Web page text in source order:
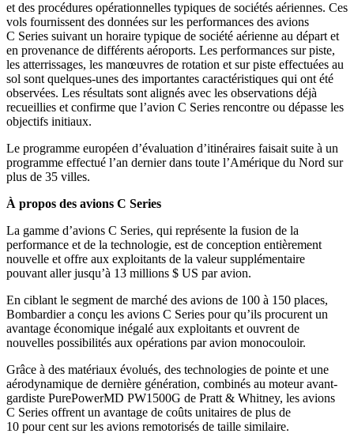
et des procédures opérationnelles typiques de sociétés aériennes. Ces
vols fournissent des données sur les performances des avions
C Series suivant un horaire typique de société aérienne au départ et
en provenance de différents aéroports. Les performances sur piste,
les atterrissages, les manœuvres de rotation et sur piste effectuées au
sol sont quelques-unes des importantes caractéristiques qui ont été
observées. Les résultats sont alignés avec les observations déjà
recueillies et confirme que l’avion C Series rencontre ou dépasse les
objectifs initiaux.
Le programme européen d’évaluation d’itinéraires faisait suite à un
programme effectué l’an dernier dans toute l’Amérique du Nord sur
plus de 35 villes.
À propos des avions C Series
La gamme d’avions C Series, qui représente la fusion de la
performance et de la technologie, est de conception entièrement
nouvelle et offre aux exploitants de la valeur supplémentaire
pouvant aller jusqu’à 13 millions $ US par avion.
En ciblant le segment de marché des avions de 100 à 150 places,
Bombardier a conçu les avions C Series pour qu’ils procurent un
avantage économique inégalé aux exploitants et ouvrent de
nouvelles possibilités aux opérations par avion monocouloir.
Grâce à des matériaux évolués, des technologies de pointe et une
aérodynamique de dernière génération, combinés au moteur avant-
gardiste PurePowerMD PW1500G de Pratt & Whitney, les avions
C Series offrent un avantage de coûts unitaires de plus de
10 pour cent sur les avions remotorisés de taille similaire.